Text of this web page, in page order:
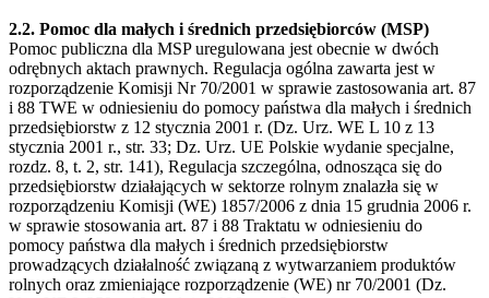
2.2. Pomoc dla małych i średnich przedsiębiorców (MSP)
Pomoc publiczna dla MSP uregulowana jest obecnie w dwóch
odrębnych aktach prawnych. Regulacja ogólna zawarta jest w
rozporządzenie Komisji Nr 70/2001 w sprawie zastosowania art. 87
i 88 TWE w odniesieniu do pomocy państwa dla małych i średnich
przedsiębiorstw z 12 stycznia 2001 r. (Dz. Urz. WE L 10 z 13
stycznia 2001 r., str. 33; Dz. Urz. UE Polskie wydanie specjalne,
rozdz. 8, t. 2, str. 141), Regulacja szczególna, odnosząca się do
przedsiębiorstw działających w sektorze rolnym znalazła się w
rozporządzeniu Komisji (WE) 1857/2006 z dnia 15 grudnia 2006 r.
w sprawie stosowania art. 87 i 88 Traktatu w odniesieniu do
pomocy państwa dla małych i średnich przedsiębiorstw
prowadzących działalność związaną z wytwarzaniem produktów
rolnych oraz zmieniające rozporządzenie (WE) nr 70/2001 (Dz.